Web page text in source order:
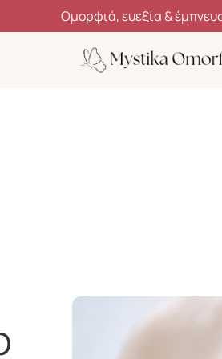
Ανακάλυψε μυστικά ομορφιάς,